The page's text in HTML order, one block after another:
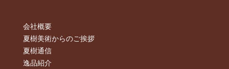
会社概要
夏樹美術からのご挨拶
夏樹通信
逸品紹介